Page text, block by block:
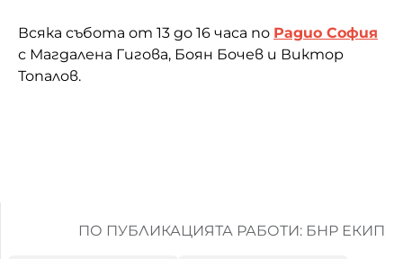
Всяка събота от 13 до 16 часа по Радио София
с Магдалена Гигова, Боян Бочев и Виктор
Топалов.
ПО ПУБЛИКАЦИЯТА РАБОТИ: БНР ЕКИП